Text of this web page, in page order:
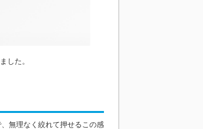
した。
無理なく絞れて押せるこの感